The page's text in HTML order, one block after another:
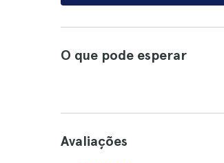
O que pode esperar
Avaliações